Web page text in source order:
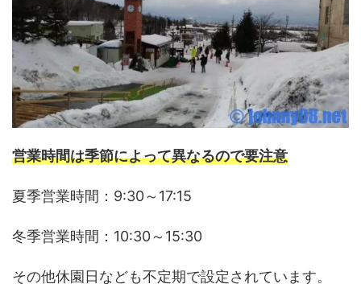
営業時間は季節によって異なるので要注意
夏季営業時間：9:30～17:15
冬季営業時間：10:30～15:30
その他休園日なども不定期で設定されています。